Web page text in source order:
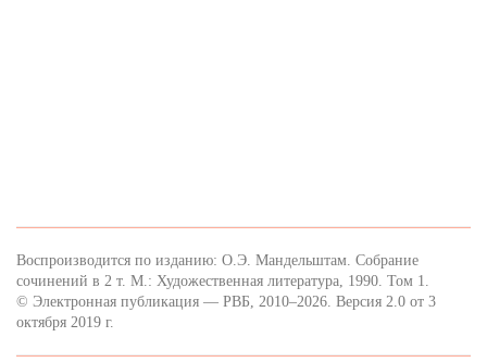
Воспроизводится по изданию: О.Э. Мандельштам. Собрание
сочинений в 2 т. М.: Художественная литература, 1990. Том 1.
© Электронная публикация — РВБ, 2010–2026. Версия 2.0 от 3
октября 2019 г.